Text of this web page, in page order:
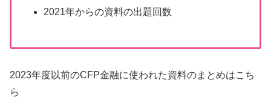
2021年からの資料の出題回数
2023年度以前のCFP金融に使われた資料のまとめはこち
ら